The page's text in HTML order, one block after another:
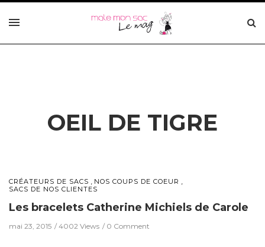
OEIL DE TIGRE
CRÉATEURS DE SACS NOS COUPS DE COEUR
SACS DE NOS CLIENTES
Les bracelets Catherine Michiels de Carole
mai 23, 2015 4002 Views 0 Comment